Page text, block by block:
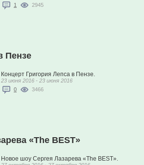
1
2945
Пензе
Концерт Григория Лепса в Пензе.
23 июня 2016 - 23 июня 2016
0
3466
«The BEST»
Новое шоу Сергея Лазарева «The BEST».